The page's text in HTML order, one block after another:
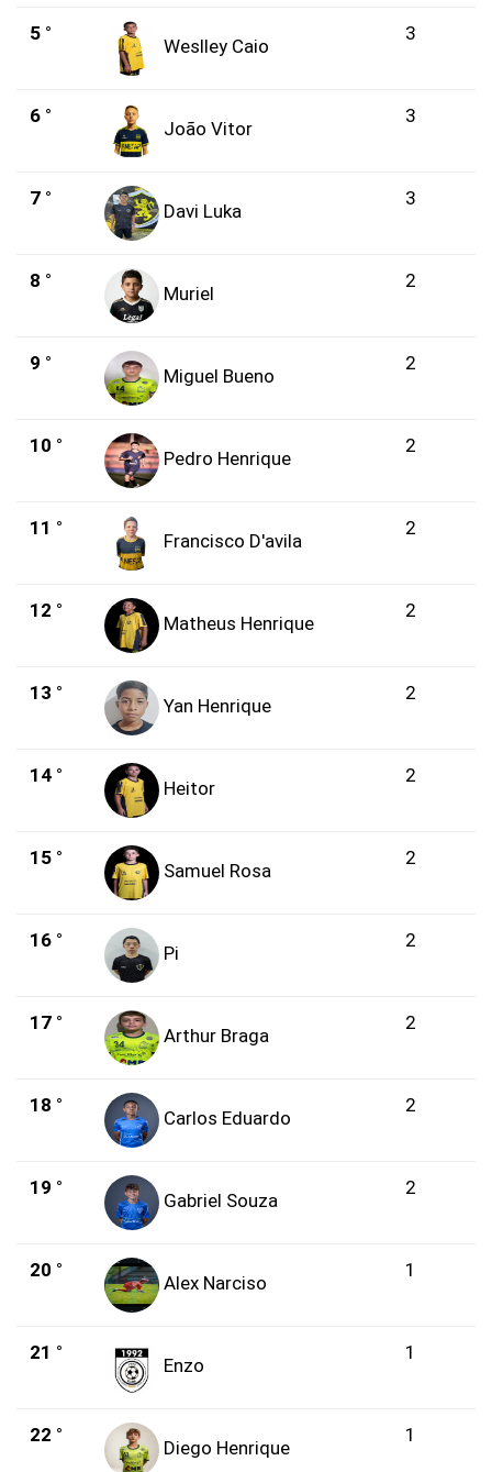
5 °
Weslley Caio
3
6 °
João Vitor
3
7 °
Davi Luka
3
8 °
Muriel
2
9 °
Miguel Bueno
2
10 °
Pedro Henrique
2
11 °
Francisco D'avila
2
12 °
Matheus Henrique
2
13 °
Yan Henrique
2
14 °
Heitor
2
15 °
Samuel Rosa
2
16 °
Pi
2
17 °
Arthur Braga
2
18 °
Carlos Eduardo
2
19 °
Gabriel Souza
2
20 °
Alex Narciso
1
21 °
Enzo
1
22 °
Diego Henrique
1